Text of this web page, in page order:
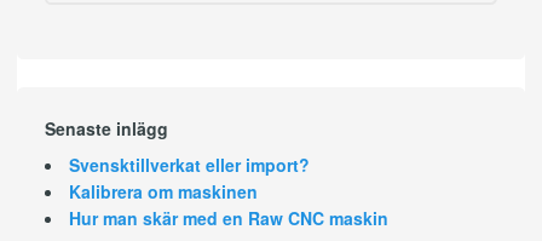
Senaste inlägg
Svensktillverkat eller import?
Kalibrera om maskinen
Hur man skär med en Raw CNC maskin